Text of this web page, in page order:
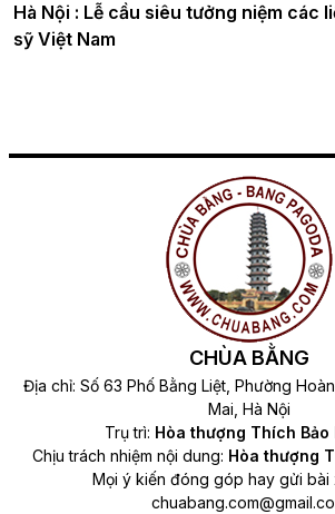
Hà Nội : Lễ cầu siêu tưởng niệm các
sỹ Việt Nam
CHÙA BẰNG
Địa chỉ: Số 63 Phố Bằng Liệt, Phường
Mai, Hà Nội
Trụ trì: Hòa thượng Thích Bảo
Chịu trách nhiệm nội dung: Hòa thượng
Mọi ý kiến đóng góp hay gửi bài